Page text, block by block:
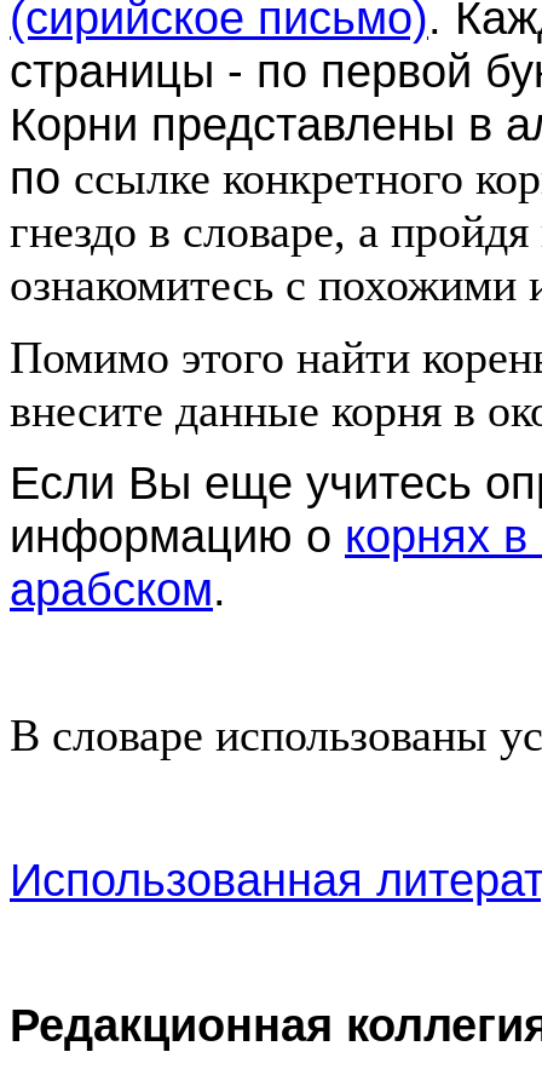
(сирийское письмо).
страницы - по первой
Корни представлены в
по ссылке конкретного
гнездо в словаре, а
ознакомитесь с
Помимо этого найти
внесите данные корня в
Если Вы еще учитесь
информацию о корнях
арабском.
В словаре использованы
Использованная
Редакционная